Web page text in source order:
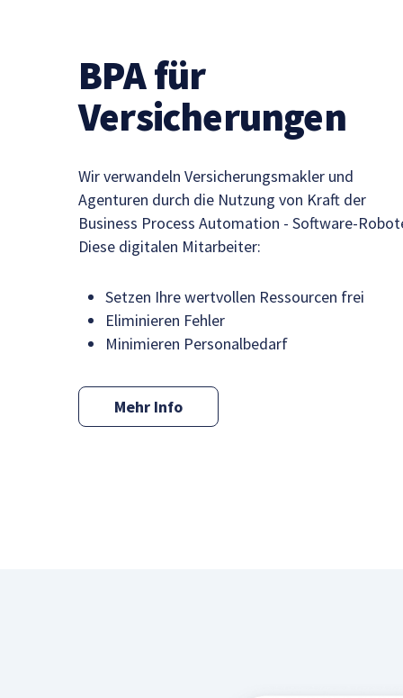
BPA für
Versicherungen
Wir verwandeln Versicherungsmakler und
Agenturen durch die Nutzung von Kraft der
Business Process Automation - Software-
Diese digitalen Mitarbeiter:
Setzen Ihre wertvollen Ressourcen frei
Eliminieren Fehler
Minimieren Personalbedarf
Mehr Info